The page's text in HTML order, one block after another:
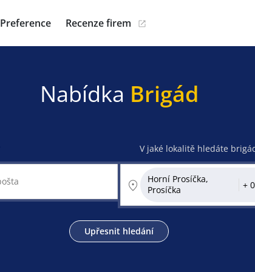
Preference Recenze firem
Nabídka Brigád
V jaké lokalitě hledáte
Horní Prosíčka,
Prosíčka
Upřesnit hledání